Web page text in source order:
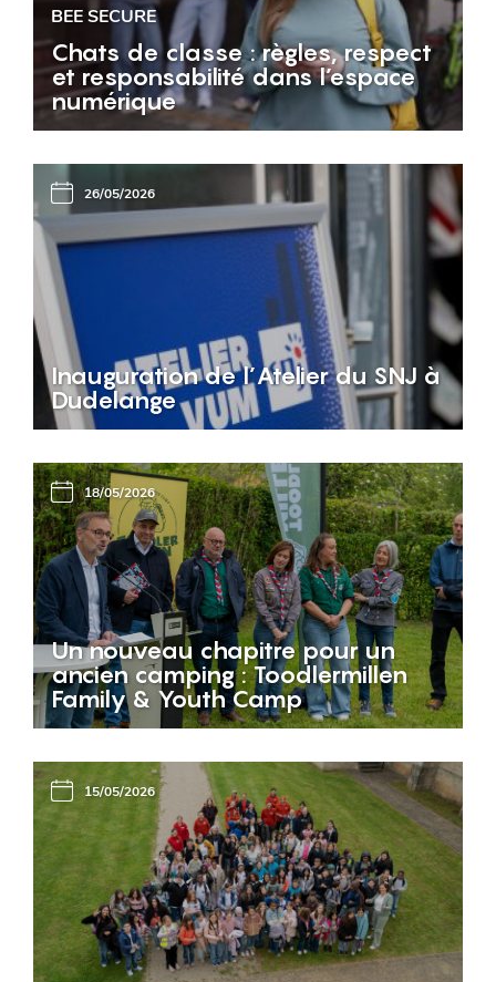
BEE SECURE
Chats de classe : règles, respect
et responsabilité dans l’espace
numérique
26/05/2026
Inauguration de l’Atelier du SNJ à
Dudelange
18/05/2026
Un nouveau chapitre pour un
ancien camping : Toodlermillen
Family & Youth Camp
15/05/2026